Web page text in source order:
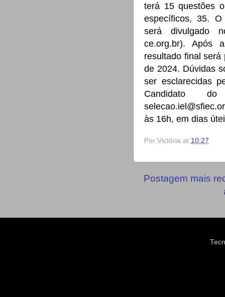
terá 15 questões
específicos, 35.
será divulgado
ce.org.br). Após
resultado final será
de 2024. Dúvidas
ser esclarecidas
Candidato
às 16h, em dias
Por Victória at 10:27
Postagem mais